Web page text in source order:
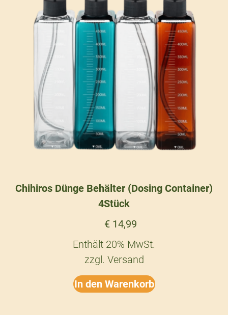
Chihiros Dünge Behälter (Dosing Container)
4Stück
€14,99
Enthält 20% MwSt.
zzgl. Versand
In den Warenkorb